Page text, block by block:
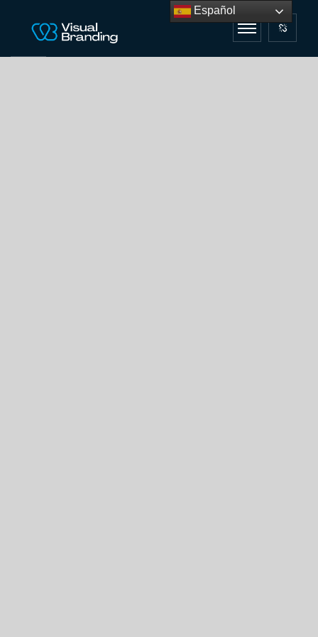
Español